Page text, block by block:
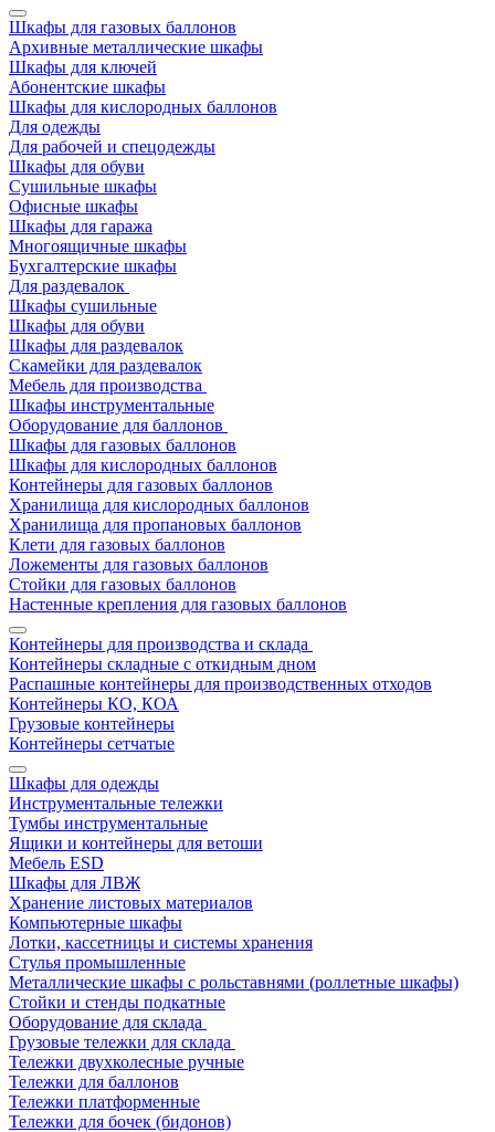
Шкафы для газовых баллонов
Архивные металлические шкафы
Шкафы для ключей
Абонентские шкафы
Шкафы для кислородных баллонов
Для одежды
Для рабочей и спецодежды
Шкафы для обуви
Сушильные шкафы
Офисные шкафы
Шкафы для гаража
Многоящичные шкафы
Бухгалтерские шкафы
Для раздевалок
Шкафы сушильные
Шкафы для обуви
Шкафы для раздевалок
Скамейки для раздевалок
Мебель для производства
Шкафы инструментальные
Оборудование для баллонов
Шкафы для газовых баллонов
Шкафы для кислородных баллонов
Контейнеры для газовых баллонов
Хранилища для кислородных баллонов
Хранилища для пропановых баллонов
Клети для газовых баллонов
Ложементы для газовых баллонов
Стойки для газовых баллонов
Настенные крепления для газовых баллонов
Контейнеры для производства и склада
Контейнеры складные с откидным дном
Распашные контейнеры для производственных отходов
Контейнеры КО, КОА
Грузовые контейнеры
Контейнеры сетчатые
Шкафы для одежды
Инструментальные тележки
Тумбы инструментальные
Ящики и контейнеры для ветоши
Мебель ESD
Шкафы для ЛВЖ
Хранение листовых материалов
Компьютерные шкафы
Лотки, кассетницы и системы хранения
Стулья промышленные
Металлические шкафы с рольставнями (роллетные шкафы)
Стойки и стенды подкатные
Оборудование для склада
Грузовые тележки для склада
Тележки двухколесные ручные
Тележки для баллонов
Тележки платформенные
Тележки для бочек (бидонов)